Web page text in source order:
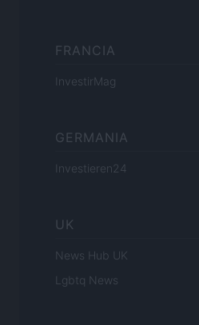
FRANCIA
InvestirMag
GERMANIA
Investieren24
UK
News Hub UK
Lgbtq News